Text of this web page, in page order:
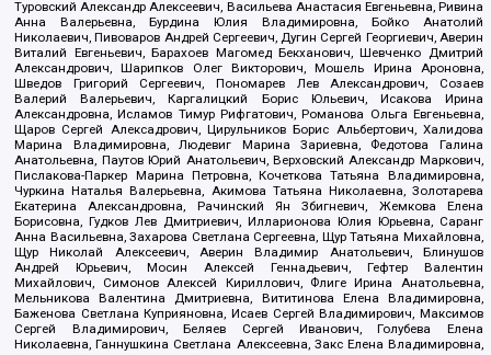
Туровский Александр Алексеевич, Васильева Анастасия Евгеньевна, Ривина
Анна Валерьевна, Бурдина Юлия Владимировна, Бойко Анатолий
Николаевич, Пивоваров Андрей Сергеевич, Дугин Сергей Георгиевич, Аверин
Виталий Евгеньевич, Барахоев Магомед Бекханович, Шевченко Дмитрий
Александрович, Шарипков Олег Викторович, Мошель Ирина Ароновна,
Шведов Григорий Сергеевич, Пономарев Лев Александрович, Созаев
Валерий Валерьевич, Каргалицкий Борис Юльевич, Исакова Ирина
Александровна, Исламов Тимур Рифгатович, Романова Ольга Евгеньевна,
Щаров Сергей Алексадрович, Цирульников Борис Альбертович, Халидова
Марина Владимировна, Людевиг Марина Зариевна, Федотова Галина
Анатольевна, Паутов Юрий Анатольевич, Верховский Александр Маркович,
Пислакова-Паркер Марина Петровна, Кочеткова Татьяна Владимировна,
Чуркина Наталья Валерьевна, Акимова Татьяна Николаевна, Золотарева
Екатерина Александровна, Рачинский Ян Збигневич, Жемкова Елена
Борисовна, Гудков Лев Дмитриевич, Илларионова Юлия Юрьевна, Саранг
Анна Васильевна, Захарова Светлана Сергеевна, Щур Татьяна Михайловна,
Щур Николай Алексеевич, Аверин Владимир Анатольевич, Блинушов
Андрей Юрьевич, Мосин Алексей Геннадьевич, Гефтер Валентин
Михайлович, Симонов Алексей Кириллович, Флиге Ирина Анатольевна,
Мельникова Валентина Дмитриевна, Вититинова Елена Владимировна,
Баженова Светлана Куприяновна, Исаев Сергей Владимирович, Максимов
Сергей Владимирович, Беляев Сергей Иванович, Голубева Елена
Николаевна, Ганнушкина Светлана Алексеевна, Закс Елена Владимировна,